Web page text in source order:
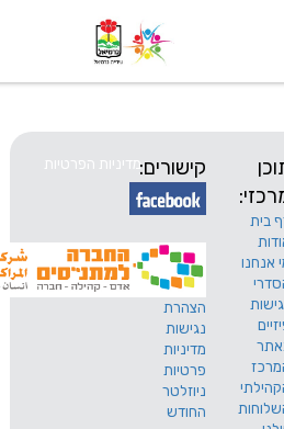
קישורים:
הצהרת
נגישות
מדיניות
פרטיות
ניוזלטר
החודש
מדיניות הפרטיות